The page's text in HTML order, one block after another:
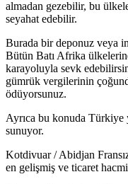
almadan gezebilir, bu
seyahat edebilir.
Burada bir deponuz veya
Bütün Batı Afrika
karayoluyla sevk
gümrük vergilerinin
ödüyorsunuz.
Ayrıca bu konuda Türkiye
sunuyor.
Kotdivuar / Abidjan
en gelişmiş ve ticaret